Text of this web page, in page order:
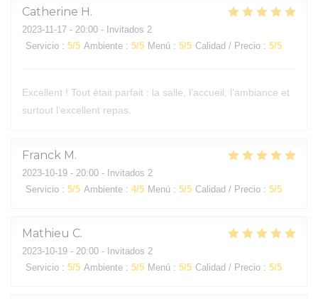
Catherine H
2023-11-17 - 20:00 - Invitados 2
Servicio : 5/5 Ambiente : 5/5 Menú : 5/5 Calidad / Precio : 5/5
Excellent ! Tout était parfait : la salle, l’accueil, l’ambiance et
surtout l’excellent repas.
Franck M
2023-10-19 - 20:00 - Invitados 2
Servicio : 5/5 Ambiente : 4/5 Menú : 5/5 Calidad / Precio : 5/5
Mathieu C
2023-10-19 - 20:00 - Invitados 2
Servicio : 5/5 Ambiente : 5/5 Menú : 5/5 Calidad / Precio : 5/5